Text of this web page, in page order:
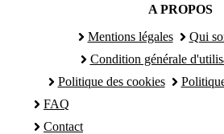
A PROPOS
Mentions légales
Qui
Condition générale
Politique des cookies
FAQ
Contact